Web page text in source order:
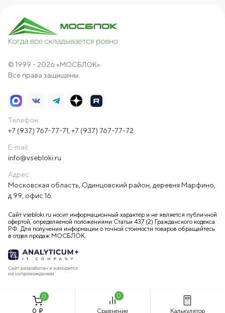
© 1999 - 2026 «МОСБЛОК».
Все права защищены.
Телефон:
+7 (937) 767-77-71 +7 (937) 767-77-72
E-mail:
info@vsebloki.ru
Адрес:
Московская область, Одинцовский район, деревня Марфино,
д.99, офис 16
Сайт vsebloki.ru носит информационный характер и не является публичной
офертой, определяемой положениями Статьи 437 (2) Гражданского кодекса
РФ. Для получения информации о точной стоимости товаров обращайтесь
в отдел продаж МОСБЛОК.
0
0 ₽
0
Сравнение Калькулятор